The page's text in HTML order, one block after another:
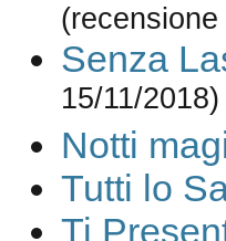
Senza
15/11/2018)
Notti
Tutti lo
Ti